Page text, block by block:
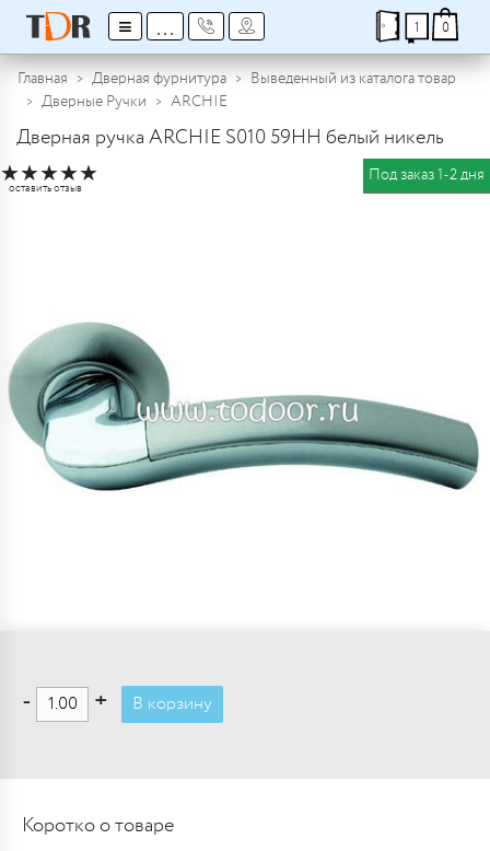
≡ ... 1 0
Главная Дверная фурнитура
Выведенный из каталога товар
Дверные Ручки
ARCHIE
Дверная ручка ARCHIE S010 59HH белый никель
★★★★★
оставить отзыв
Под заказ 1-2 дня
- + В корзину
Коротко о товаре